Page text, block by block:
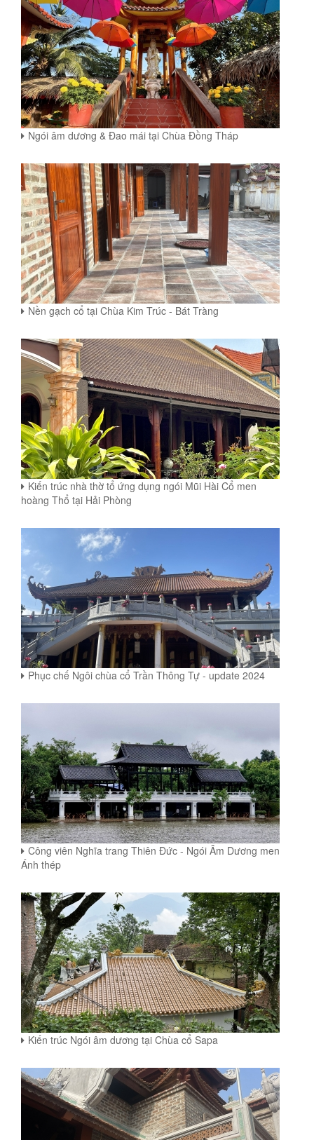
Ngói âm dương & Đao mái tại Chùa Đồng Tháp
Nền gạch cổ tại Chùa Kim Trúc - Bát Tràng
Kiến trúc nhà thờ tổ ứng dụng ngói Mũi Hài Cổ men
hoàng Thổ tại Hải Phòng
Phục chế Ngôi chùa cổ Trần Thông Tự - update 2024
Công viên Nghĩa trang Thiên Đức - Ngói Âm Dương men
Ánh thép
Kiến trúc Ngói âm dương tại Chùa cổ Sapa